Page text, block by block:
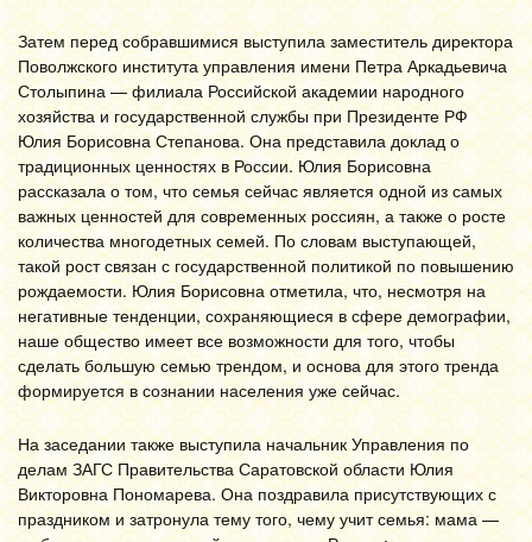
Затем перед собравшимися выступила заместитель директора
Поволжского института управления имени Петра Аркадьевича
Столыпина — филиала Российской академии народного
хозяйства и государственной службы при Президенте РФ
Юлия Борисовна Степанова. Она представила доклад о
традиционных ценностях в России. Юлия Борисовна
рассказала о том, что семья сейчас является одной из самых
важных ценностей для современных россиян, а также о росте
количества многодетных семей. По словам выступающей,
такой рост связан с государственной политикой по повышению
рождаемости. Юлия Борисовна отметила, что, несмотря на
негативные тенденции, сохраняющиеся в сфере демографии,
наше общество имеет все возможности для того, чтобы
сделать большую семью трендом, и основа для этого тренда
формируется в сознании населения уже сейчас.
На заседании также выступила начальник Управления по
делам ЗАГС Правительства Саратовской области Юлия
Викторовна Пономарева. Она поздравила присутствующих с
праздником и затронула тему того, чему учит семья: мама —